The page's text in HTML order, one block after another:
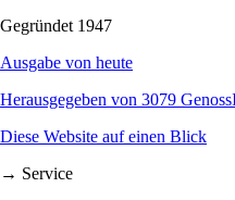
Gegründet 1947
Ausgabe von heute
Herausgegeben von 3079
Diese Website auf einen Blick
→ Service